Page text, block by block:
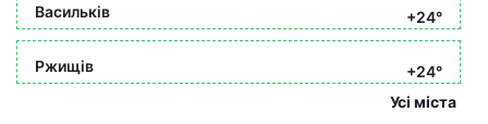
Васильків +24°
Ржищів
+24°
Усі міста